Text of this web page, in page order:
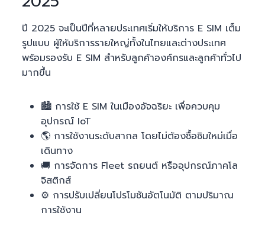
ปี 2025 จะเป็นปีที่หลายประเทศเริ่มให้บริการ E SIM เต็ม
รูปแบบ ผู้ให้บริการรายใหญ่ทั้งในไทยและต่างประเทศ
พร้อมรองรับ E SIM สำหรับลูกค้าองค์กรและลูกค้าทั่วไป
มากขึ้น
🏙️ การใช้ E SIM ในเมืองอัจฉริยะ เพื่อควบคุม
อุปกรณ์ IoT
🌎 การใช้งานระดับสากล โดยไม่ต้องซื้อซิมใหม่เมื่อ
เดินทาง
🚚 การจัดการ Fleet รถยนต์ หรืออุปกรณ์ภาคโล
จิสติกส์
⚙️ การปรับเปลี่ยนโปรโมชันอัตโนมัติ ตามปริมาณ
การใช้งาน